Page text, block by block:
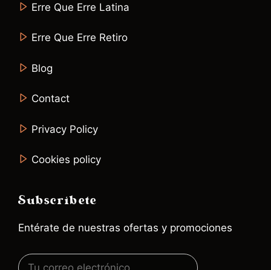
Erre Que Erre Latina
Erre Que Erre Retiro
Blog
Contact
Privacy Policy
Cookies policy
Subscríbete
Entérate de nuestras ofertas y promociones